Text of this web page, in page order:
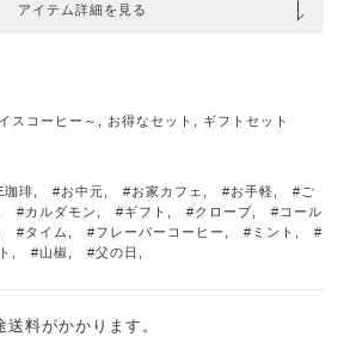
アイテム詳細を見る
スコーヒー～ お得なセット ギフトセット
珈琲 ,#お中元 ,#お家カフェ ,#お手軽 ,#ご
,#カルダモン ,#ギフト ,#クローブ ,#コール
,#タイム ,#フレーバーコーヒー ,#ミント ,#
,#山椒 ,#父の日
料がかかります。